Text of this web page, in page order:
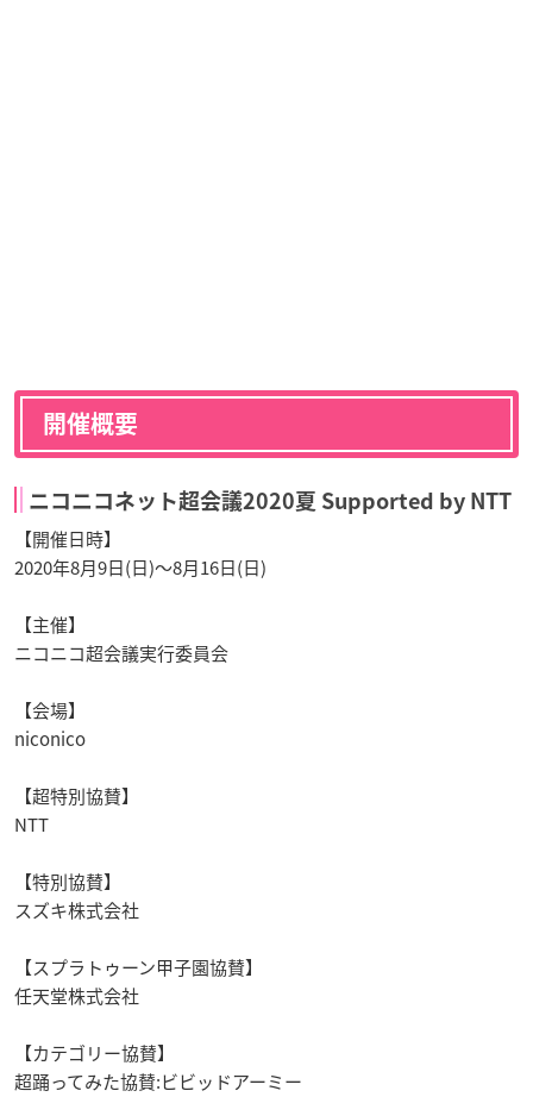
開催概要
ニコニコネット超会議2020夏 Supported by NTT
【開催日時】
2020年8月9日(日)〜8月16日(日)
【主催】
ニコニコ超会議実行委員会
【会場】
niconico
【超特別協賛】
NTT
【特別協賛】
スズキ株式会社
【スプラトゥーン甲子園協賛】
任天堂株式会社
【カテゴリー協賛】
超踊ってみた協賛:ビビッドアーミー